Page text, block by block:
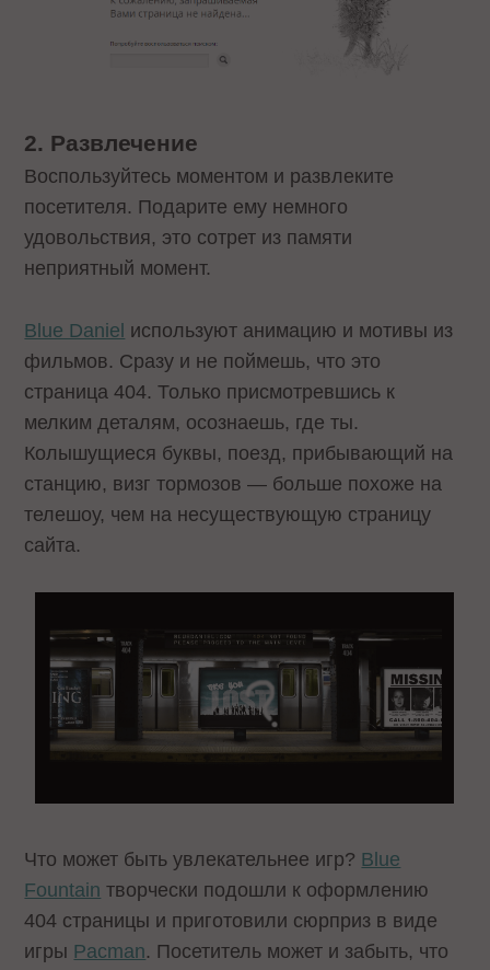
2. Развлечение
Воспользуйтесь моментом и развлеките
посетителя. Подарите ему немного
удовольствия, это сотрет из памяти
неприятный момент.
Blue Daniel используют анимацию и мотивы из
фильмов. Сразу и не поймешь, что это
страница 404. Только присмотревшись к
мелким деталям, осознаешь, где ты.
Колышущиеся буквы, поезд, прибывающий на
станцию, визг тормозов — больше похоже на
телешоу, чем на несуществующую страницу
сайта.
Что может быть увлекательнее игр? Blue
Fountain творчески подошли к оформлению
404 страницы и приготовили сюрприз в виде
игры Pacman. Посетитель может и забыть, что